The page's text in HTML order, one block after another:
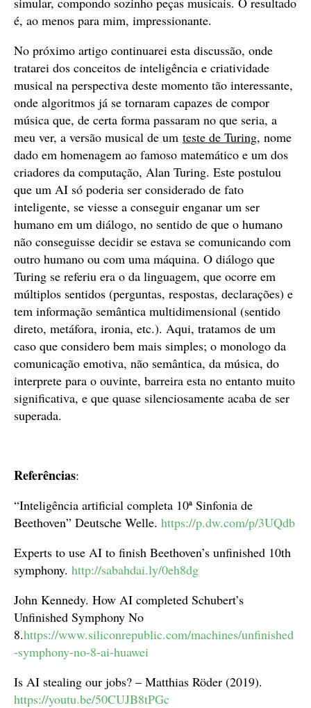
é, ao menos para mim, impressionante.
No próximo artigo continuarei esta discussão, onde
tratarei dos conceitos de inteligência e criatividade
musical na perspectiva deste momento tão interessante,
onde algoritmos já se tornaram capazes de compor
música que, de certa forma passaram no que seria, a
meu ver, a versão musical de um teste de Turing, nome
dado em homenagem ao famoso matemático e um dos
criadores da computação, Alan Turing. Este postulou
que um AI só poderia ser considerado de fato
inteligente, se viesse a conseguir enganar um ser
humano em um diálogo, no sentido de que o humano
não conseguisse decidir se estava se comunicando com
outro humano ou com uma máquina. O diálogo que
Turing se referiu era o da linguagem, que ocorre em
múltiplos sentidos (perguntas, respostas, declarações) e
tem informação semântica multidimensional (sentido
direto, metáfora, ironia, etc.). Aqui, tratamos de um
caso que considero bem mais simples; o monologo da
comunicação emotiva, não semântica, da música, do
interprete para o ouvinte, barreira esta no entanto muito
significativa, e que quase silenciosamente acaba de ser
superada.
Referências:
“Inteligência artificial completa 10ª Sinfonia de
Beethoven” Deutsche Welle. https://p.dw.com/p/3UQdb
Experts to use AI to finish Beethoven’s unfinished 10th
symphony. http://sabahdai.ly/0eh8dg
John Kennedy. How AI completed Schubert’s
Unfinished Symphony No
8.https://www.siliconrepublic.com/machines/unfinished
-symphony-no-8-ai-huawei
Is AI stealing our jobs? – Matthias Röder (2019).
https://youtu.be/50CUJB8tPGc